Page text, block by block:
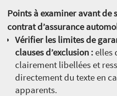
Points à examiner avant de
contrat d’assurance
Vérifier les limites de
clauses d’exclusion : elles
clairement libellées et
directement du texte en
apparents.